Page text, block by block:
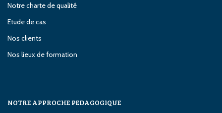
Notre charte de qualité
Etude de cas
Nos clients
Nos lieux de formation
NOTRE APPROCHE PEDAGOGIQUE